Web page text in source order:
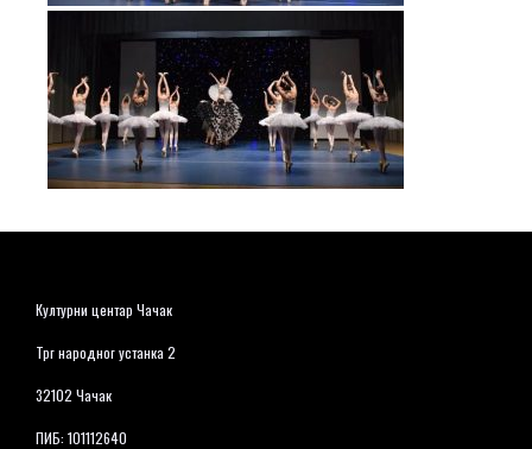
Културни центар Чачак
Трг народног устанка 2
32102 Чачак
ПИБ: 101112640